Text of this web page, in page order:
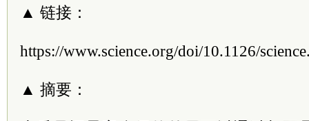
▲ 链接：
https://www.science.org/doi/10.1126/
▲ 摘要：